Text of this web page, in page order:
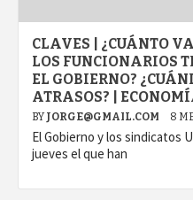
CLAVES | ¿CUÁNTO
LOS FUNCIONARIOS
EL GOBIERNO?
ATRASOS? |
BY JORGE@GMAIL.COM 8
El Gobierno y los sindicatos
jueves el que han